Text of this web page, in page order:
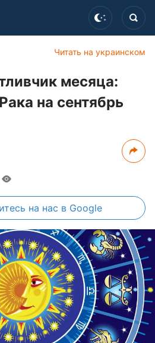
Читать на украинском
месяца:
на сентябрь
на нас в Google